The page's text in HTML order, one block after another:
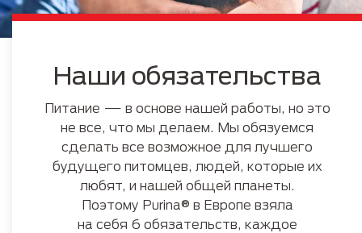
Наши обязательства
Питание — в основе нашей работы, но это
не все, что мы делаем. Мы обязуемся
сделать все возможное для лучшего
будущего питомцев, людей, которые их
любят, и нашей общей планеты.
Поэтому Purina® в Европе взяла
на себя 6 обязательств, каждое